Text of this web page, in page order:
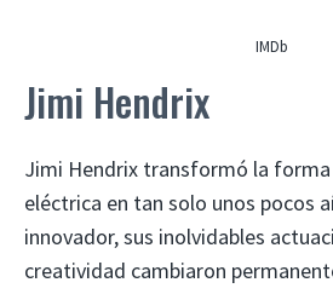
IMDb
Jimi Hendrix
Jimi Hendrix transformó la
eléctrica en tan solo unos pocos
innovador, sus inolvidables
creatividad cambiaron